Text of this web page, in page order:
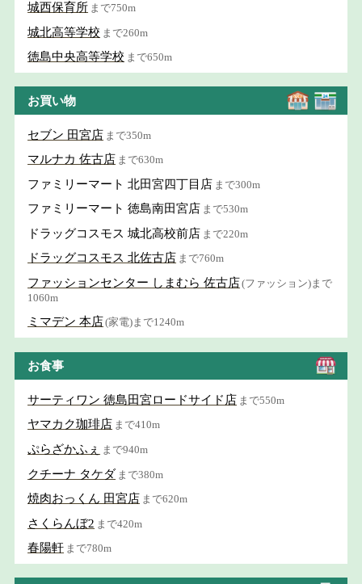
城西保育所 まで750m
城北高等学校 まで260m
徳島中央高等学校 まで650m
お買い物
セブン 田宮店 まで350m
マルナカ 佐古店 まで630m
ファミリーマート 北田宮四丁目店 まで300m
ファミリーマート 徳島南田宮店 まで530m
ドラッグコスモス 城北高校前店 まで220m
ドラッグコスモス 北佐古店 まで760m
ファッションセンター しまむら 佐古店(ファッション)まで
1060m
ミマデン 本店(家電)まで1240m
お食事
サーティワン 徳島田宮ロードサイド店 まで550m
ヤマカク珈琲店 まで410m
ぷらざかふぇ まで940m
クチーナ タケダ まで380m
焼肉おっくん 田宮店 まで620m
さくらんぼ2 まで420m
春陽軒 まで780m